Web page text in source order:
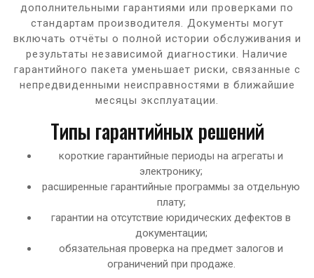
дополнительными гарантиями или проверками по
стандартам производителя. Документы могут
включать отчёты о полной истории обслуживания и
результаты независимой диагностики. Наличие
гарантийного пакета уменьшает риски, связанные с
непредвиденными неисправностями в ближайшие
месяцы эксплуатации.
Типы гарантийных решений
короткие гарантийные периоды на агрегаты и
электронику;
расширенные гарантийные программы за отдельную
плату;
гарантии на отсутствие юридических дефектов в
документации;
обязательная проверка на предмет залогов и
ограничений при продаже.